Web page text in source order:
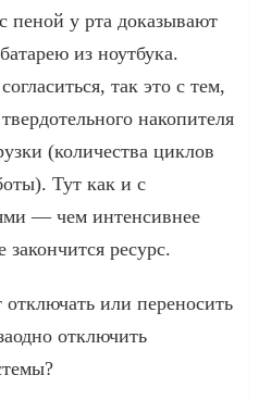
пеной у рта доказывают
из ноутбука.
так это с тем,
накопителя
(количества циклов
Тут как и с
— чем интенсивнее
закончится ресурс.
или переносить
отключить